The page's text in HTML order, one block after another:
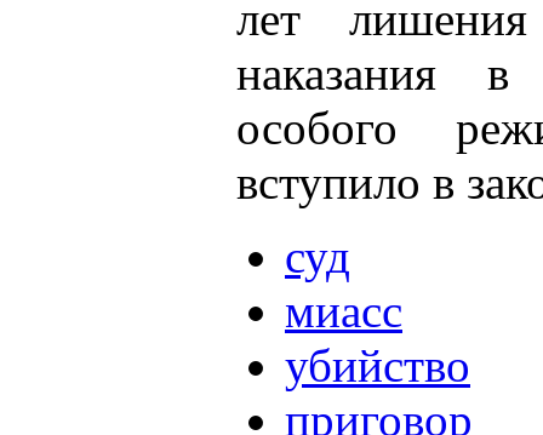
лет
наказания в
особого
вступило в
суд
миасс
убийство
приговор